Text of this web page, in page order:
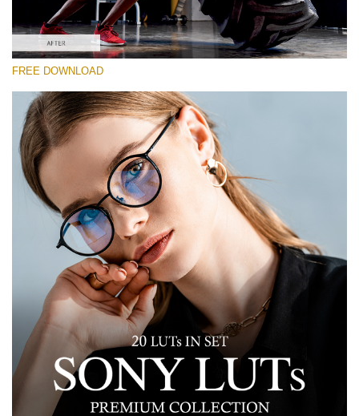
FREE DOWNLOAD